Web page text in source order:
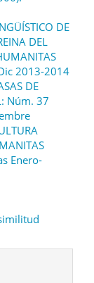
DE
DEL
2013-2014
DE
Núm. 37
Enero-